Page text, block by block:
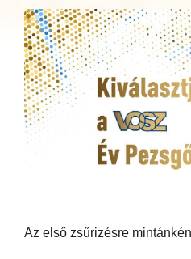
Az első zsűrizésre